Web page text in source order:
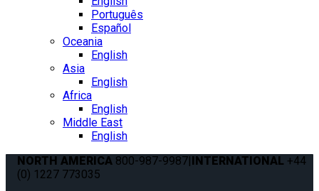
Português
Español
Oceania
English
Asia
English
Africa
English
Middle East
English
NORTH AMERICA 800-987-9987|INTERNATIONAL +44
(0) 1227 773035